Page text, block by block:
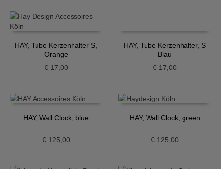
HAY, Tube Kerzenhalter S,
Orange
€17,00
HAY, Tube Kerzenhalter, S
Blau
€ 17,00
HAY, Wall Clock, blue
€125,00
HAY, Wall Clock, green
€ 125,00